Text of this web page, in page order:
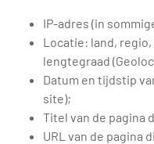
IP-adres (in
Locatie: land,
lengtegraad
Datum en tijdstip
site);
Titel van de pagina
URL van de pagina